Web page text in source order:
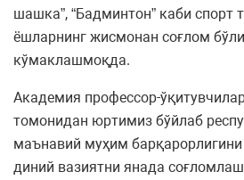
шашка”, “Бадминтон” каби спорт
ёшларнинг жисмонан соғлом
кўмаклашмоқда.
Академия профессор-
томонидан юртимиз бўйлаб
маънавий муҳим
диний вазиятни янада